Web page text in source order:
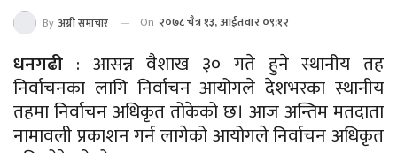
By अग्नी समाचार On २०७८ चैत्र १३, आईतवार ०९:१२
धनगढी : आसन्न वैशाख ३० गते हुने स्थानीय तह
निर्वाचनका लागि निर्वाचन आयोगले देशभरका स्थानीय
तहमा निर्वाचन अधिकृत तोकेको छ। आज अन्तिम मतदाता
नामावली प्रकाशन गर्न लागेको आयोगले निर्वाचन अधिकृत